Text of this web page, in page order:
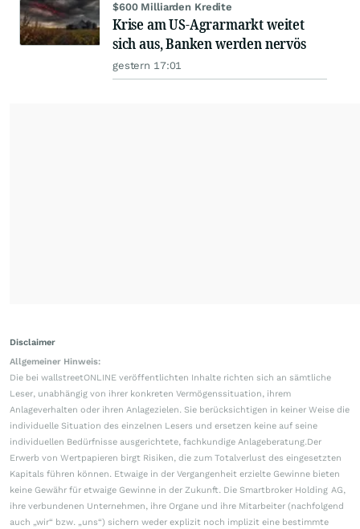
$600 Milliarden Kredite
Krise am US-Agrarmarkt weitet
sich aus, Banken werden nervös
gestern 17:01
Disclaimer
Allgemeiner Hinweis:
Die bei wallstreetONLINE veröffentlichten Inhalte richten sich an sämtliche
Leser, unabhängig von ihrer konkreten Vermögenssituation, ihrem
Anlageverhalten oder ihren Anlagezielen. Sie berücksichtigen in keiner Weise die
individuelle Situation des einzelnen Lesers und ersetzen keine auf seine
individuellen Bedürfnisse ausgerichtete, fachkundige Anlageberatung.Der
Erwerb von Wertpapieren birgt Risiken, die zum Totalverlust des eingesetzten
Kapitals führen können. Etwaige in der Vergangenheit erzielte Gewinne bieten
keine Gewähr für etwaige Gewinne in der Zukunft. Die Smartbroker Holding AG,
ihre verbundenen Unternehmen, ihre Organe und ihre Mitarbeiter (nachfolgend
auch „wir“ bzw. „uns“) sichern weder explizit noch implizit eine bestimmte